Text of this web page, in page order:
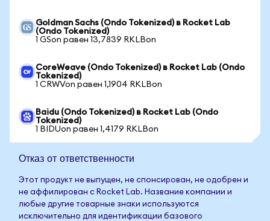
Goldman Sachs (Ondo Tokenized) в Rocket Lab
(Ondo Tokenized)
1 GSon равен 13,7839 RKLBon
CoreWeave (Ondo Tokenized) в Rocket Lab (Ondo
Tokenized)
1 CRWVon равен 1,1904 RKLBon
Baidu (Ondo Tokenized) в Rocket Lab (Ondo
Tokenized)
1 BIDUon равен 1,4179 RKLBon
Отказ от ответственности
Этот продукт не выпущен, не спонсирован, не одобрен и
не аффилирован с Rocket Lab. Название компании и
любые другие товарные знаки используются
исключительно для идентификации базового